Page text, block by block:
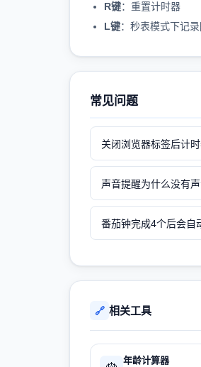
R键：重置计时器
L键：秒表模式下记
常见问题
关闭浏览器标签后计时
声音提醒为什么没有声
番茄钟完成4个后会自
🔗 相关工具
年龄计算器